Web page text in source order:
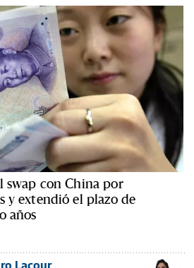
swap con China por
y extendió el plazo de
años
Lacour